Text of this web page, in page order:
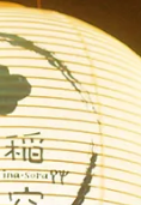
書籍・雑誌出
チャレンジ